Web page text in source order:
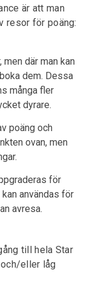
är att man
resor för poäng:
där man kan
dem. Dessa
många fler
dyrare.
poäng och
ovan, men
för
användas för
avresa.
till hela Star
eller låg